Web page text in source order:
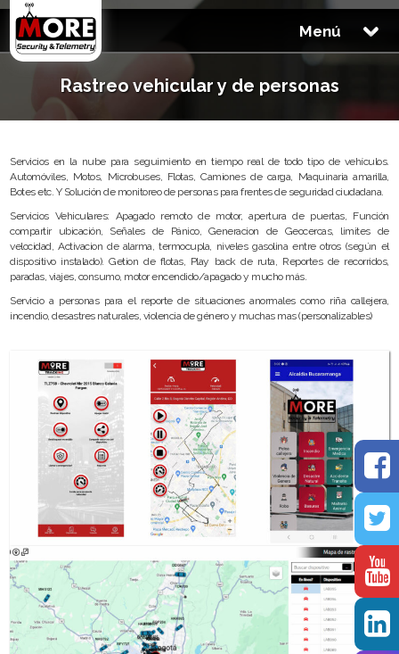
Menú
Rastreo vehicular y de personas
Servicios en la nube para seguimiento en tiempo real de todo tipo de vehículos.
Automóviles, Motos, Microbuses, Flotas, Camiones de carga, Maquinaria amarilla,
Botes etc. Y Solución de monitoreo de personas para frentes de seguridad ciudadana.
Servicios Vehiculares: Apagado remoto de motor, apertura de puertas, Función
compartir ubicación, Señales de Pánico, Generacion de Geocercas, limites de
velocidad, Activacion de alarma, termocupla, niveles gasolina entre otros (según el
dispositivo instalado). Getion de flotas, Play back de ruta, Reportes de recorridos,
paradas, viajes, consumo, motor encendido/apagado y mucho más.
Servicio a personas para el reporte de situaciones anormales como riña callejera,
incendio, desastres naturales, violencia de género y muchas mas (personalizables)